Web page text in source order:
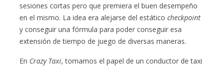
sesiones cortas pero que premiera el buen desempeño
en el mismo. La idea era alejarse del estáticocheckpoint
y conseguir una fórmula para poder conseguir esa
extensión de tiempo de juego de diversas maneras.
En Crazy Taxi, tomamos el papel de un conductor de taxi